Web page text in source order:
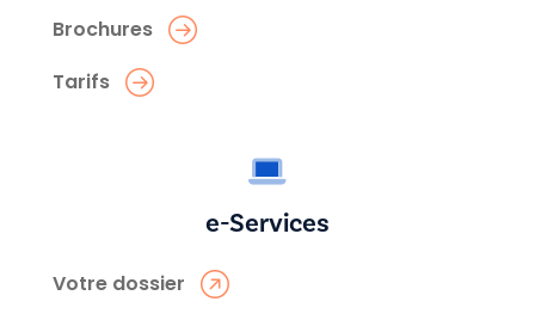
Brochures
Tarifs
e-Services
Votre dossier